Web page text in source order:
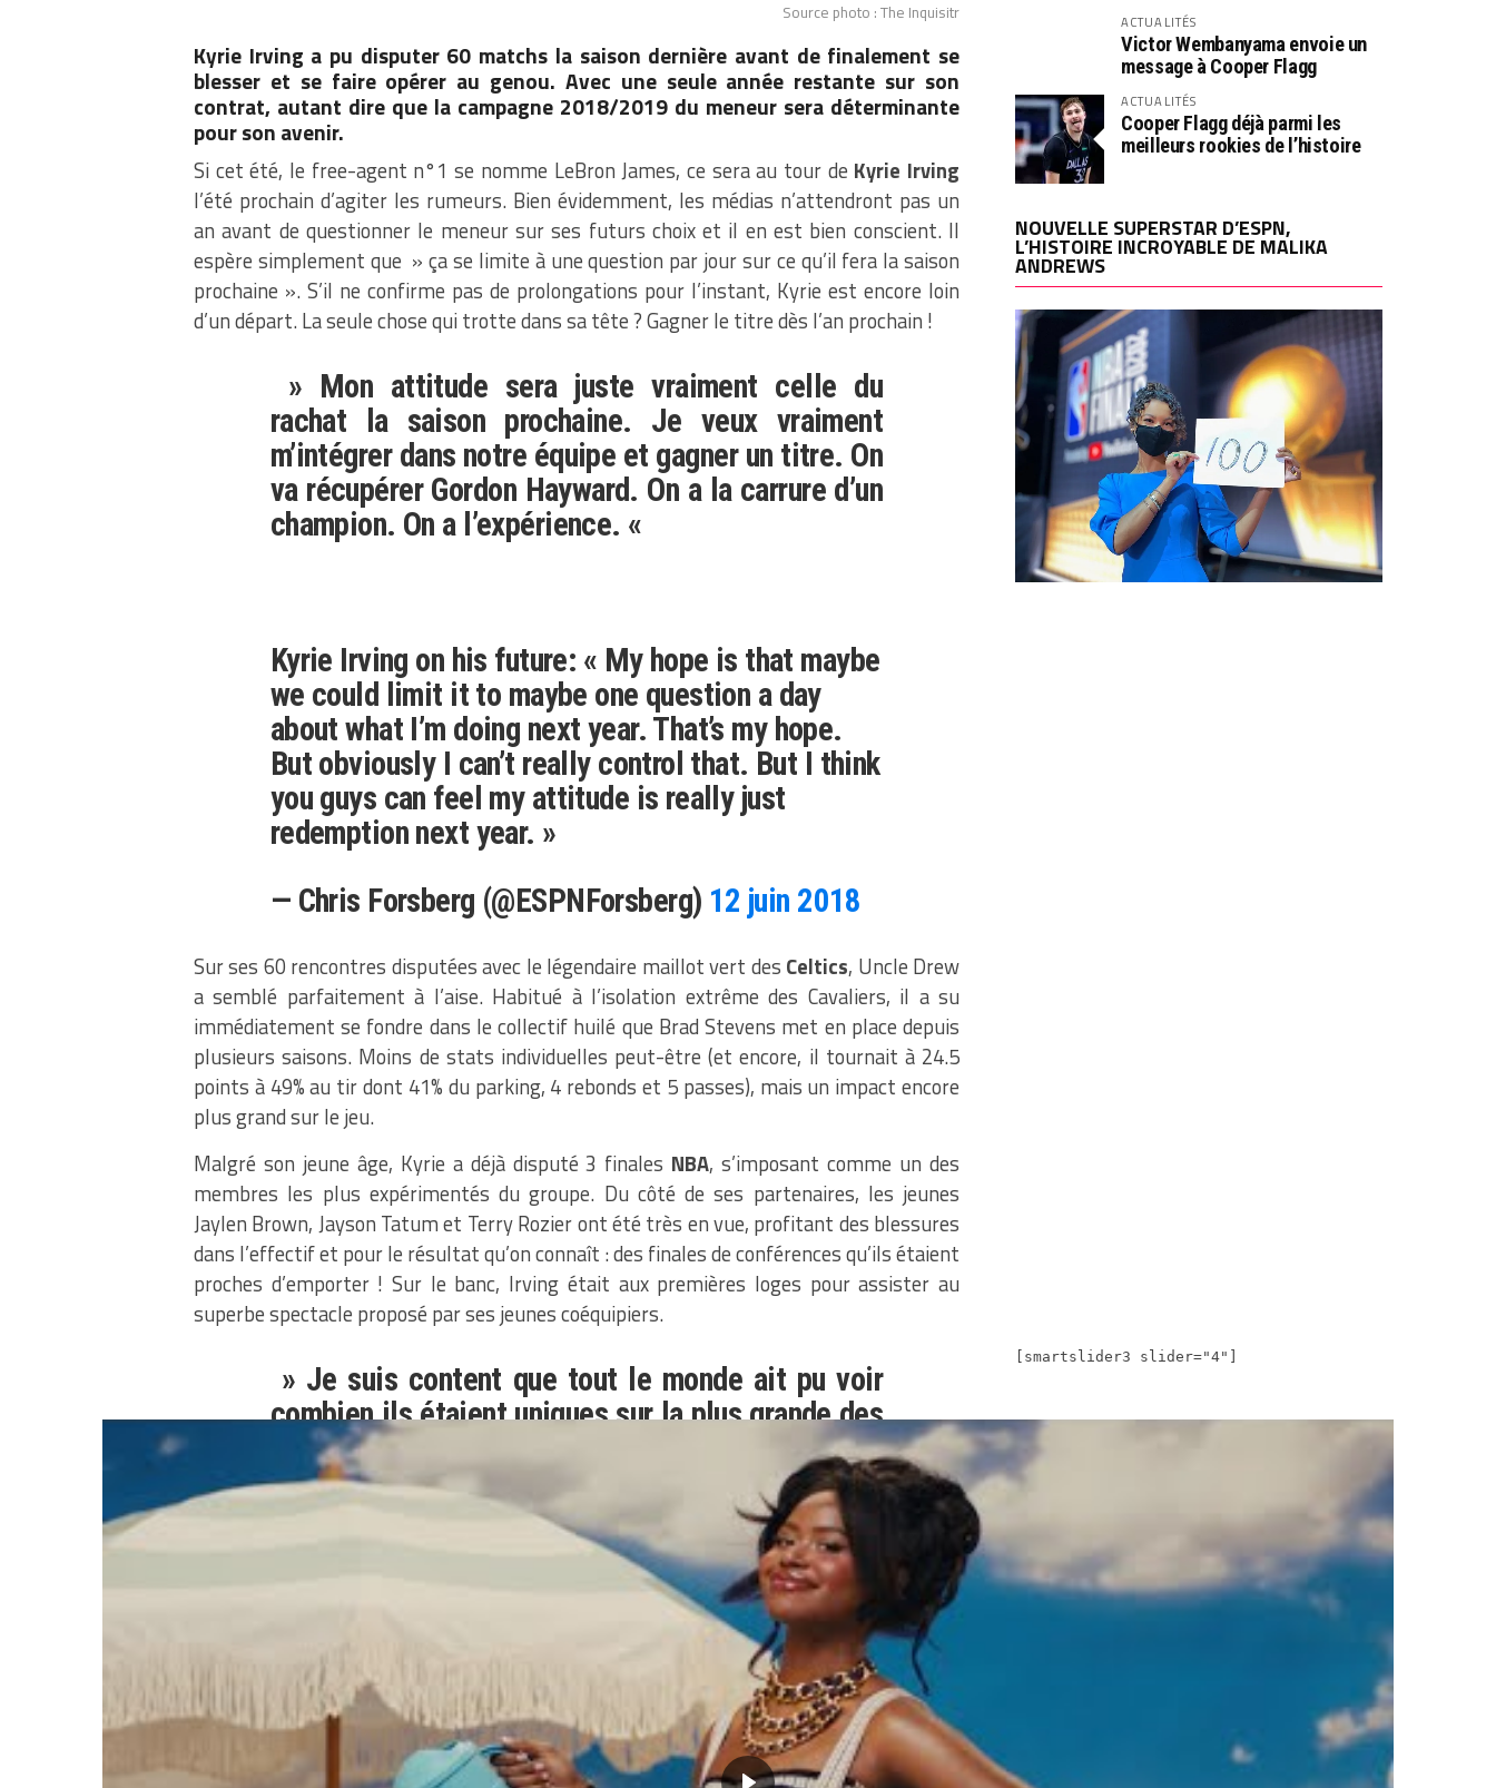
Source photo : The Inquisitr
Kyrie Irving a pu disputer 60 matchs la saison dernière avant de finalement se
blesser et se faire opérer au genou. Avec une seule année restante sur son
contrat, autant dire que la campagne 2018/2019 du meneur sera déterminante
pour son avenir.
Si cet été, le free-agent n°1 se nomme LeBron James, ce sera au tour de Kyrie Irving
l’été prochain d’agiter les rumeurs. Bien évidemment, les médias n’attendront pas un
an avant de questionner le meneur sur ses futurs choix et il en est bien conscient. Il
espère simplement que » ça se limite à une question par jour sur ce qu’il fera la saison
prochaine ». S’il ne confirme pas de prolongations pour l’instant, Kyrie est encore loin
d’un départ. La seule chose qui trotte dans sa tête ? Gagner le titre dès l’an prochain !
» Mon attitude sera juste vraiment celle du
rachat la saison prochaine. Je veux vraiment
m’intégrer dans notre équipe et gagner un titre. On
va récupérer Gordon Hayward. On a la carrure d’un
champion. On a l’expérience. «
Kyrie Irving on his future: « My hope is that maybe
we could limit it to maybe one question a day
about what I’m doing next year. That’s my hope.
But obviously I can’t really control that. But I think
you guys can feel my attitude is really just
redemption next year. »
— Chris Forsberg (@ESPNForsberg) 12 juin 2018
Sur ses 60 rencontres disputées avec le légendaire maillot vert des Celtics, Uncle Drew
a semblé parfaitement à l’aise. Habitué à l’isolation extrême des Cavaliers, il a su
immédiatement se fondre dans le collectif huilé que Brad Stevens met en place depuis
plusieurs saisons. Moins de stats individuelles peut-être (et encore, il tournait à 24.5
points à 49% au tir dont 41% du parking, 4 rebonds et 5 passes), mais un impact encore
plus grand sur le jeu.
Malgré son jeune âge, Kyrie a déjà disputé 3 finales NBA, s’imposant comme un des
membres les plus expérimentés du groupe. Du côté de ses partenaires, les jeunes
Jaylen Brown, Jayson Tatum et Terry Rozier ont été très en vue, profitant des blessures
dans l’effectif et pour le résultat qu’on connaît : des finales de conférences qu’ils étaient
proches d’emporter ! Sur le banc, Irving était aux premières loges pour assister au
superbe spectacle proposé par ses jeunes coéquipiers.
» Je suis content que tout le monde ait pu voir
combien ils étaient uniques sur la plus grande des
scènes. Quand on leur a donné l’occasion de
prendre les rênes de l’équipe, on a vu qu’ils
pouvaient en profiter à fond. On a vu que ces gars
vont devenir littéralement des stars dans les
années à venir. »
Entre joueurs confirmés comme Irving, Hayward ou Horford et grands talents précoces
comme Brown et Tatum, l’avenir des Celtics à court et moyen terme s’annonce très
excitant. Bien évidemment, il faudra compter sur un grand Kyrie, qui se remet
tranquillement, sans forcer pour arriver prêt pour le training-camp.
ACTUALITÉS
Victor Wembanyama envoie un
message à Cooper Flagg
ACTUALITÉS
Cooper Flagg déjà parmi les
meilleurs rookies de l’histoire
NOUVELLE SUPERSTAR D’ESPN,
L’HISTOIRE INCROYABLE DE MALIKA
ANDREWS
[smartslider3 slider="4"]